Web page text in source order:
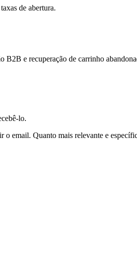
de abertura.
B2B e recuperação de carrinho
lo.
email. Quanto mais relevante e